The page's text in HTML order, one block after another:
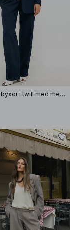
Raka kostymbyxor i twill med mellanhög midja